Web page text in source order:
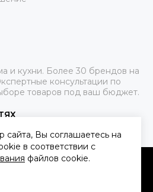
и кухни. Более 30 брендов на
консультации по
товаров под ваш бюджет.
Карта сайта
Вы соглашаетесь на
в соответствии с
файлов cookie.